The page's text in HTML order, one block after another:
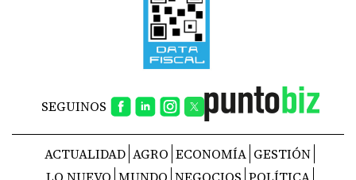
SEGUINOS
ACTUALIDAD AGRO ECONOMÍA GESTIÓN